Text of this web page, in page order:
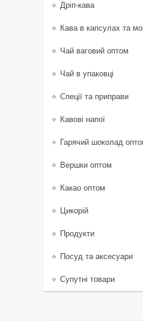
Дріп-кава
Кава в капсулах та
Чай ваговий оптом
Чай в упаковці
Спеції та приправи
Кавові напої
Гарячий шоколад
Вершки оптом
Какао оптом
Цикорій
Продукти
Посуд та аксесуари
Супутні товари